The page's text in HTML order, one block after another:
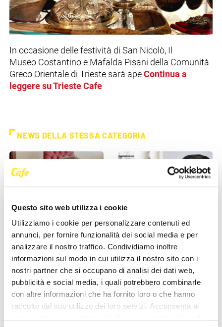
Questo sito web utilizza i cookie
Utilizziamo i cookie per personalizzare contenuti ed
annunci, per fornire funzionalità dei social media e per
analizzare il nostro traffico. Condividiamo inoltre
informazioni sul modo in cui utilizza il nostro sito con i
nostri partner che si occupano di analisi dei dati web,
pubblicità e social media, i quali potrebbero combinarle
con altre informazioni che ha fornito loro o che hanno
raccolto dal suo utilizzo dei loro servizi. Acconsenta ai
In occasione delle festività di San Nicolò, Il
Museo Costantino e Mafalda Pisani della Comunità
Greco Orientale di Trieste sarà ape Continua a
leggere su Trieste Cafe
NEWS DELLA STESSA CATEGORIA
CULTURA
Il 28 maggio presentazione
nuovo libro di Renato
Romano
25 Maggio 2026
CULTURA
Concorso Schiller, Premio de
Banfield 2026: premio
speciale a un giovane [...]
22 Maggio 2026